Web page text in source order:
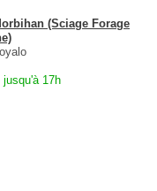
(Sciage Forage
jusqu'à 17h